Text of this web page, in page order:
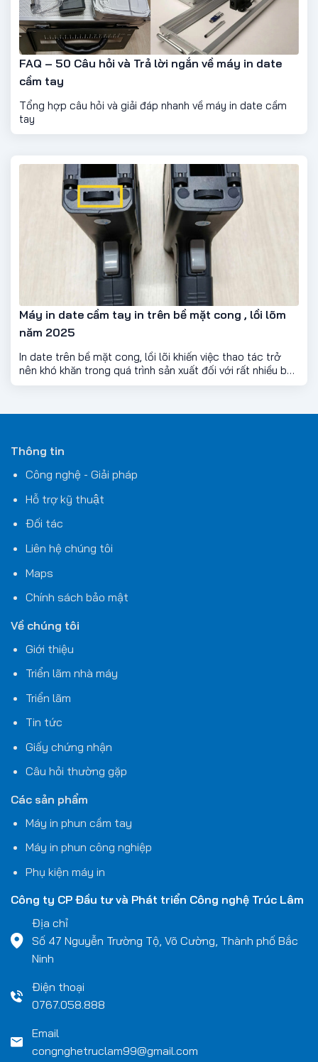
FAQ – 50 Câu hỏi và Trả lời ngắn về máy in date
cầm tay
Tổng hợp câu hỏi và giải đáp nhanh về máy in date cầm
tay
Máy in date cầm tay in trên bề mặt cong , lồi lõm
năm 2025
In date trên bề mặt cong, lồi lõi khiến việc thao tác trở
nên khó khăn trong quá trình sản xuất đối với rất nhiều bao
bì trong sản xuất
Thông tin
Công nghệ - Giải pháp
Hỗ trợ kỹ thuật
Đối tác
Liên hệ chúng tôi
Maps
Chính sách bảo mật
Về chúng tôi
Giới thiệu
Triển lãm nhà máy
Triển lãm
Tin tức
Giấy chứng nhận
Câu hỏi thường gặp
Các sản phẩm
Máy in phun cầm tay
Máy in phun công nghiệp
Phụ kiện máy in
Công ty CP Đầu tư và Phát triển Công nghệ Trúc Lâm
Địa chỉ
Số 47 Nguyễn Trường Tộ, Võ Cường, Thành phố Bắc
Ninh
Điện thoại
0767.058.888
Email
congnghetruclam99@gmail.com